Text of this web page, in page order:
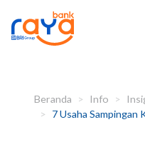
Beranda Info
7 Usaha Sampingan